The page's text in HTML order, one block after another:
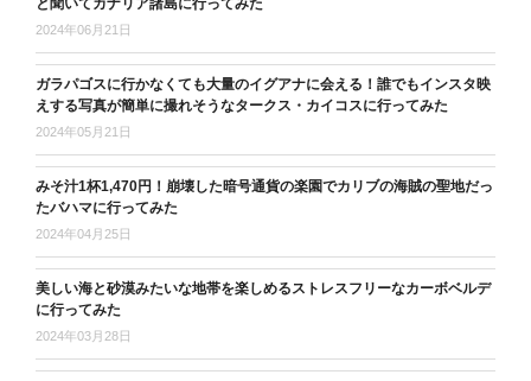
と聞いてカナリア諸島に行ってみた
2024年06月21日
ガラパゴスに行かなくても大量のイグアナに会える！誰でもインスタ映
えする写真が簡単に撮れそうなタークス・カイコスに行ってみた
2024年05月21日
みそ汁1杯1,470円！崩壊した暗号通貨の楽園でカリブの海賊の聖地だっ
たバハマに行ってみた
2024年04月25日
美しい海と砂漠みたいな地帯を楽しめるストレスフリーなカーボベルデ
に行ってみた
2024年03月28日